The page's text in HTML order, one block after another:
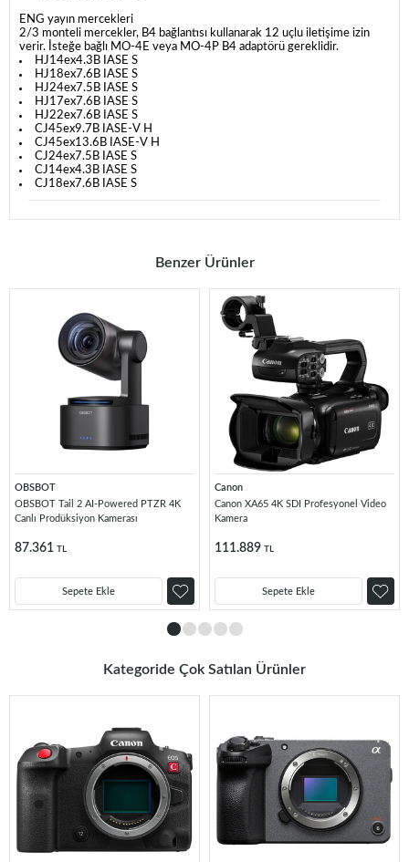
ENG yayın mercekleri
2/3 monteli mercekler, B4 bağlantısı kullanarak 12 uçlu iletişime izin
verir. İsteğe bağlı MO-4E veya MO-4P B4 adaptörü gereklidir.
HJ14ex4.3B IASE S
HJ18ex7.6B IASE S
HJ24ex7.5B IASE S
HJ17ex7.6B IASE S
HJ22ex7.6B IASE S
CJ45ex9.7B IASE-V H
CJ45ex13.6B IASE-V H
CJ24ex7.5B IASE S
CJ14ex4.3B IASE S
CJ18ex7.6B IASE S
Benzer Ürünler
OBSBOT
OBSBOT Tail 2 AI-Powered PTZR 4K
Canlı Prodüksiyon Kamerası
87.361 TL
Sepete Ekle
Canon
Canon XA65 4K SDI Profesyonel Video
Kamera
111.889 TL
Sepete Ekle
Kategoride Çok Satılan Ürünler